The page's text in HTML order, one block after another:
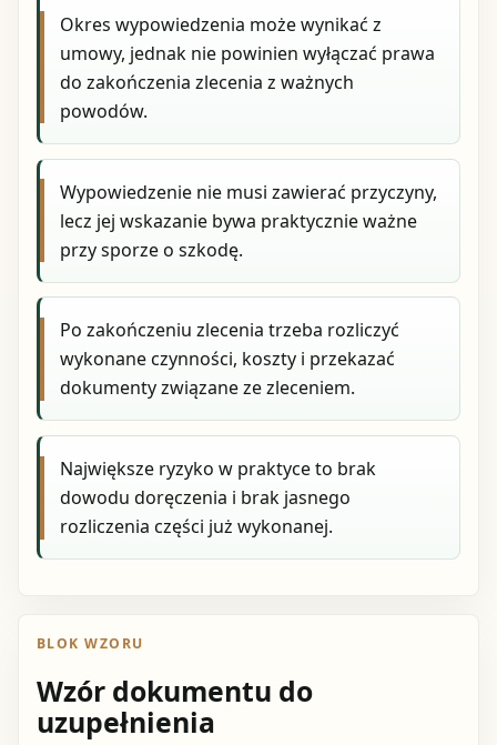
Okres wypowiedzenia może wynikać z
umowy, jednak nie powinien wyłączać prawa
do zakończenia zlecenia z ważnych
powodów.
Wypowiedzenie nie musi zawierać przyczyny,
lecz jej wskazanie bywa praktycznie ważne
przy sporze o szkodę.
Po zakończeniu zlecenia trzeba rozliczyć
wykonane czynności, koszty i przekazać
dokumenty związane ze zleceniem.
Największe ryzyko w praktyce to brak
dowodu doręczenia i brak jasnego
rozliczenia części już wykonanej.
BLOK WZORU
Wzór dokumentu do
uzupełnienia